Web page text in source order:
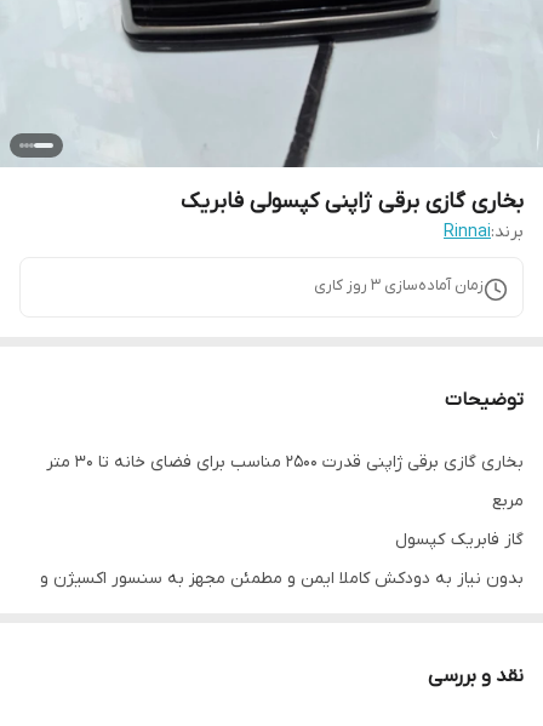
بخاری گازی برقی ژاپنی کپسولی فابریک
برند:Rinnai
زمان آماده‌سازی 3 روز کاری
توضیحات
بخاری گازی برقی ژاپنی قدرت ۲۵۰۰ مناسب برای فضای خانه تا ۳۰ متر
مربع
گاز فابریک کپسول
بدون نیاز به دودکش کاملا ایمن و مطمئن مجهز به سنسور اکسیژن و
نقد و بررسی